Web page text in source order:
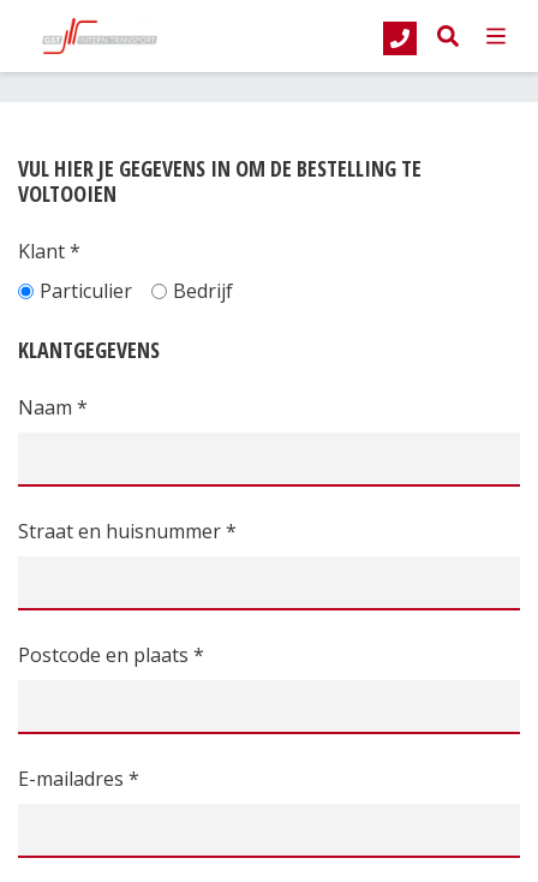
G&T Intern Transport
VUL HIER JE GEGEVENS IN OM DE BESTELLING TE
VOLTOOIEN
Klant *
Particulier
Bedrijf
KLANTGEGEVENS
Naam *
Straat en huisnummer *
Postcode en plaats *
E-mailadres *